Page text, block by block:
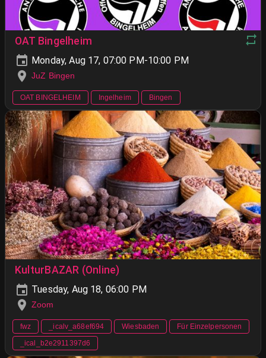
OAT Bingelheim
Monday, Aug 17, 07:00 PM-10:00 PM
JuZ Bingen
OAT BINGELHEIM Ingelheim Bingen
KulturBAZAR (Online)
Tuesday, Aug 18, 06:00 PM
Zoom
fwz _icalv_a68ef694 Wiesbaden
Für Einzelpersonen
_ical_b2e2911397d6